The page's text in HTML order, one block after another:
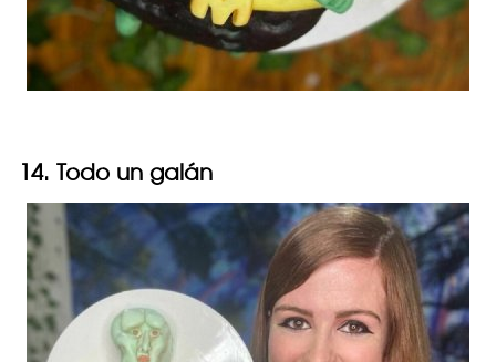
14. Todo un galán